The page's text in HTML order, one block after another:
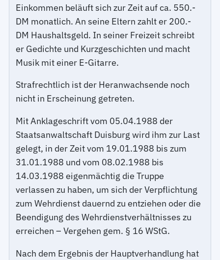
Einkommen beläuft sich zur Zeit auf ca. 550.-
DM monatlich. An seine Eltern zahlt er 200.-
DM Haushaltsgeld. In seiner Freizeit schreibt
er Gedichte und Kurzgeschichten und macht
Musik mit einer E-Gitarre.
Strafrechtlich ist der Heranwachsende noch
nicht in Erscheinung getreten.
Mit Anklageschrift vom 05.04.1988 der
Staatsanwaltschaft Duisburg wird ihm zur Last
gelegt, in der Zeit vom 19.01.1988 bis zum
31.01.1988 und vom 08.02.1988 bis
14.03.1988 eigenmächtig die Truppe
verlassen zu haben, um sich der Verpflichtung
zum Wehrdienst dauernd zu entziehen oder die
Beendigung des Wehrdienstverhältnisses zu
erreichen – Vergehen gem. § 16 WStG.
Nach dem Ergebnis der Hauptverhandlung hat